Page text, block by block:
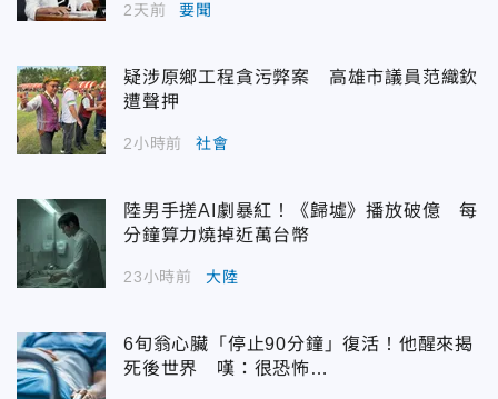
2天前 要聞
疑涉原鄉工程貪污弊案 高雄市議員范織欽
遭聲押
2小時前 社會
陸男手搓AI劇暴紅！《歸墟》播放破億 每
分鐘算力燒掉近萬台幣
23小時前 大陸
6旬翁心臟「停止90分鐘」復活！他醒來揭
死後世界 嘆：很恐怖…